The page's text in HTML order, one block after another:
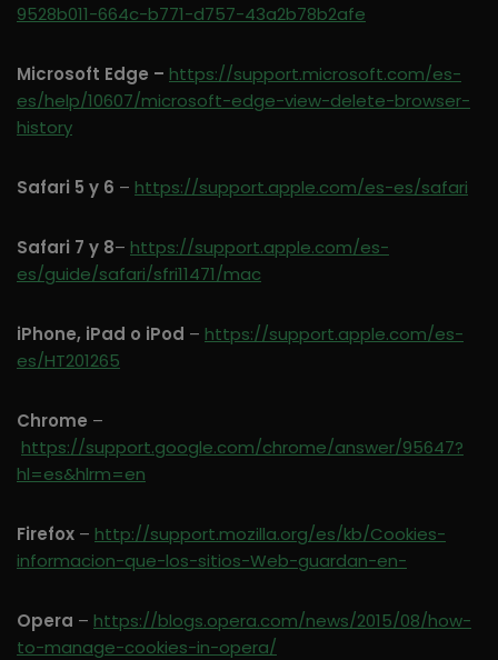
9528b011-664c-b771-d757-43a2b78b2afe
Microsoft Edge – https://support.microsoft.com/es-
es/help/10607/microsoft-edge-view-delete-browser-
history
Safari 5 y 6 – https://support.apple.com/es-es/safari
Safari 7 y 8– https://support.apple.com/es-
es/guide/safari/sfri11471/mac
iPhone, iPad o iPod – https://support.apple.com/es-
es/HT201265
Chrome –
https://support.google.com/chrome/answer/95647?
hl=es&hlrm=en
Firefox – http://support.mozilla.org/es/kb/Cookies-
informacion-que-los-sitios-Web-guardan-en-
Opera – https://blogs.opera.com/news/2015/08/how-
to-manage-cookies-in-opera/